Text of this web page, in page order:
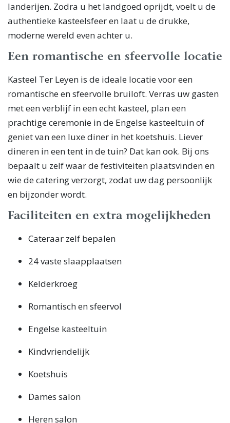
landerijen. Zodra u het landgoed oprijdt, voelt u de
authentieke kasteelsfeer en laat u de drukke,
moderne wereld even achter u.
Een romantische en sfeervolle locatie
Kasteel Ter Leyen is de ideale locatie voor een
romantische en sfeervolle bruiloft. Verras uw gasten
met een verblijf in een echt kasteel, plan een
prachtige ceremonie in de Engelse kasteeltuin of
geniet van een luxe diner in het koetshuis. Liever
dineren in een tent in de tuin? Dat kan ook. Bij ons
bepaalt u zelf waar de festiviteiten plaatsvinden en
wie de catering verzorgt, zodat uw dag persoonlijk
en bijzonder wordt.
Faciliteiten en extra mogelijkheden
Cateraar zelf bepalen
24 vaste slaapplaatsen
Kelderkroeg
Romantisch en sfeervol
Engelse kasteeltuin
Kindvriendelijk
Koetshuis
Dames salon
Heren salon